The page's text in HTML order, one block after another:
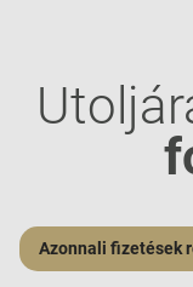
Azonnali fizetések